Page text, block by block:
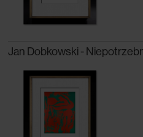
Jan Dobkowski -